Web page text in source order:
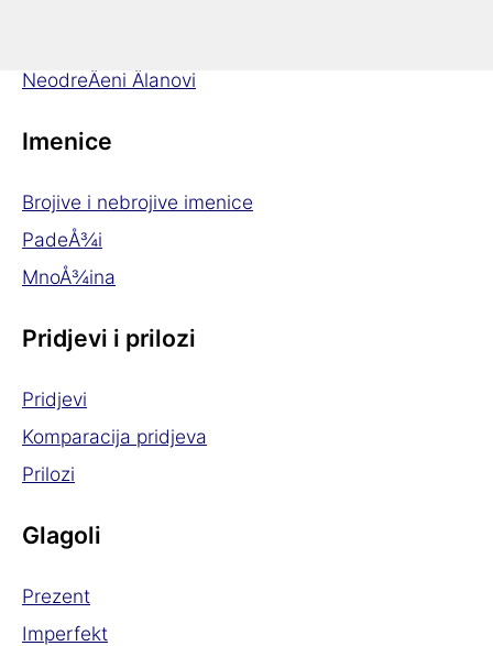
NeodreÄeni Älanovi
Imenice
Brojive i nebrojive imenice
PadeÅ¾i
MnoÅ¾ina
Pridjevi i prilozi
Pridjevi
Komparacija pridjeva
Prilozi
Glagoli
Prezent
Imperfekt